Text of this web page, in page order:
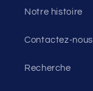
Notre histoire
Contactez-nous
Recherche